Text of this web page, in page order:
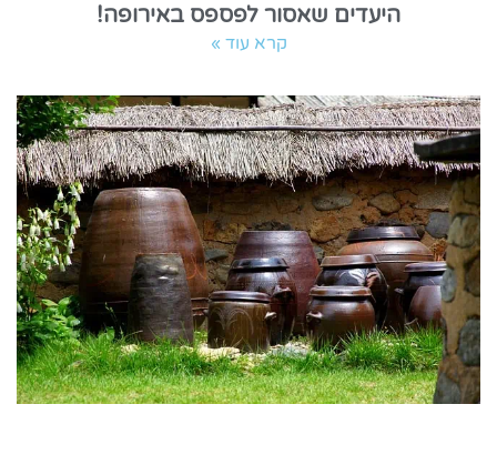
היעדים שאסור לפספס באירופה!
קרא עוד »